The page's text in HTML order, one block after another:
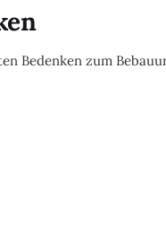
Bedenken zum